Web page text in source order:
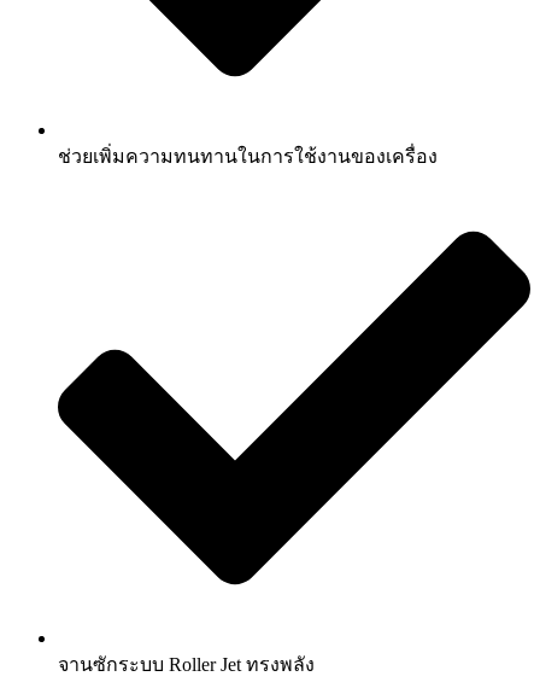
ช่วยเพิ่มความทนทานในการใช้งานของเครื่อง
จานซักระบบ Roller Jet ทรงพลัง